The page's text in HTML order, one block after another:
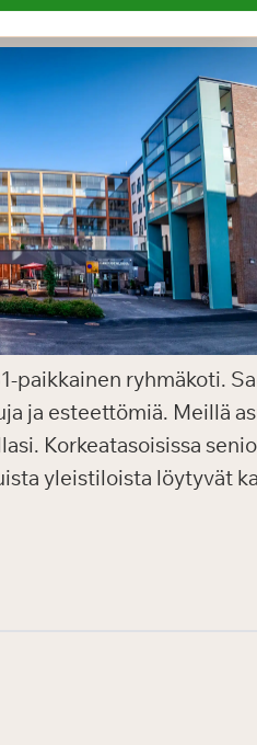
paikkainen ryhmäkoti.
ja esteettömiä. Meillä
Korkeatasoisissa
yleistiloista löytyvät